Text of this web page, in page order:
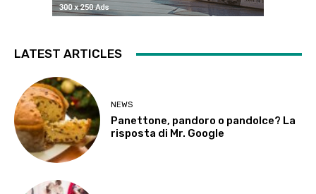
LATEST ARTICLES
NEWS
Panettone, pandoro o pandolce? La
risposta di Mr. Google